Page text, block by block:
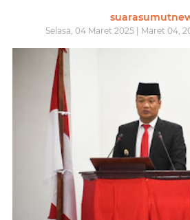
Selasa, 04 Maret 2025 | Maret 04,